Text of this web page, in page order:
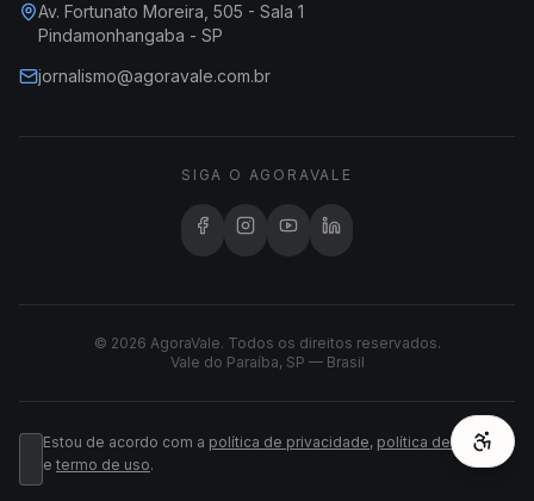
Av. Fortunato Moreira, 505 - Sala 1
Pindamonhangaba - SP
jornalismo@agoravale.com.br
SIGA O AGORAVALE
© 2026 AgoraVale. Todos os direitos reservados.
Vale do Paraíba, SP — Brasil
Estou de acordo com a política de privacidade, política de cookies
e termo de uso.